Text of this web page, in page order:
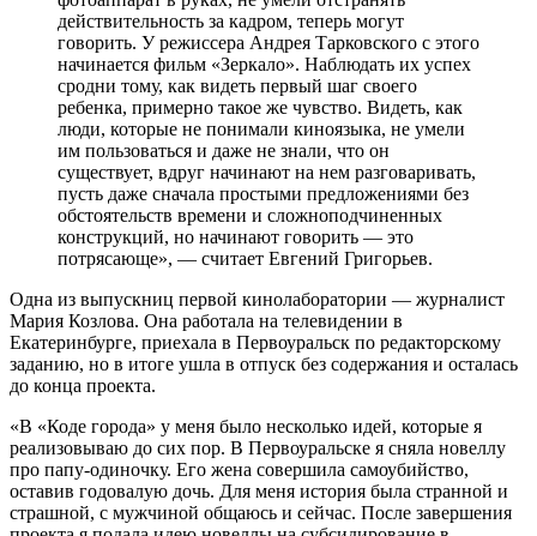
действительность за кадром, теперь могут
говорить. У режиссера Андрея Тарковского с этого
начинается фильм «Зеркало». Наблюдать их успех
сродни тому, как видеть первый шаг своего
ребенка, примерно такое же чувство. Видеть, как
люди, которые не понимали киноязыка, не умели
им пользоваться и даже не знали, что он
существует, вдруг начинают на нем разговаривать,
пусть даже сначала простыми предложениями без
обстоятельств времени и сложноподчиненных
конструкций, но начинают говорить — это
потрясающе», — считает Евгений Григорьев.
Одна из выпускниц первой кинолаборатории — журналист
Мария Козлова. Она работала на телевидении в
Екатеринбурге, приехала в Первоуральск по редакторскому
заданию, но в итоге ушла в отпуск без содержания и осталась
до конца проекта.
«В «Коде города» у меня было несколько идей, которые я
реализовываю до сих пор. В Первоуральске я сняла новеллу
про папу-одиночку. Его жена совершила самоубийство,
оставив годовалую дочь. Для меня история была странной и
страшной, с мужчиной общаюсь и сейчас. После завершения